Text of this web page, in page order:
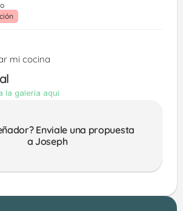
mi cocina
la galería aquí
Enviale una propuesta
a Joseph